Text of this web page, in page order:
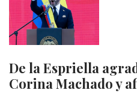
De la Espriella
Corina Machado y